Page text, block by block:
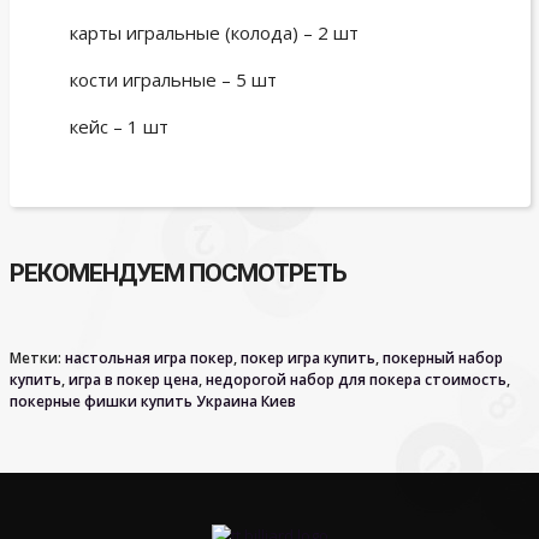
карты игральные (колода) – 2 шт
кости игральные – 5 шт
кейс – 1 шт
РЕКОМЕНДУЕМ ПОСМОТРЕТЬ
Метки: настольная игра покер,покер игра купить,покерный набор
купить,игра в покер цена,недорогой набор для покера стоимость,
покерные фишки купить Украина Киев